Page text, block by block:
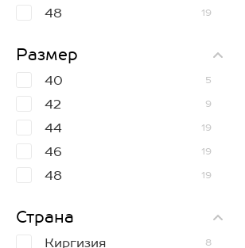
48 19
52
54 10
Размер
40 5
42 9
44 19
46 19
48 19
52
Страна
Киргизия 8